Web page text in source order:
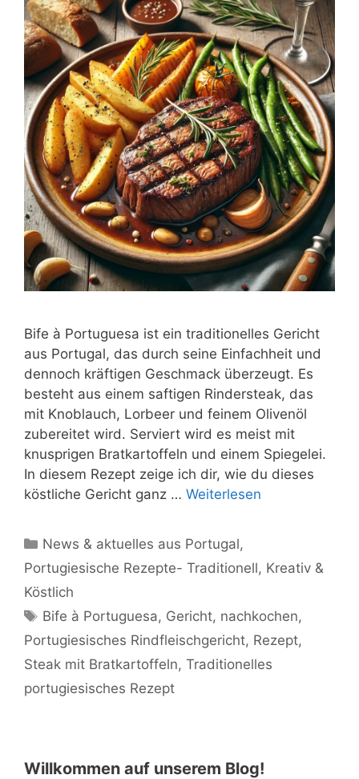
Bife à Portuguesa ist ein traditionelles Gericht
aus Portugal, das durch seine Einfachheit und
dennoch kräftigen Geschmack überzeugt. Es
besteht aus einem saftigen Rindersteak, das
mit Knoblauch, Lorbeer und feinem Olivenöl
zubereitet wird. Serviert wird es meist mit
knusprigen Bratkartoffeln und einem Spiegelei.
In diesem Rezept zeige ich dir, wie du dieses
köstliche Gericht ganz … Weiterlesen
Kategorien
News & aktuelles aus Portugal,
Portugiesische Rezepte- Traditionell, Kreativ &
Köstlich
Schlagwörter
Bife à Portuguesa, Gericht, nachkochen,
Portugiesisches Rindfleischgericht, Rezept,
Steak mit Bratkartoffeln, Traditionelles
portugiesisches Rezept
Willkommen auf unserem Blog!